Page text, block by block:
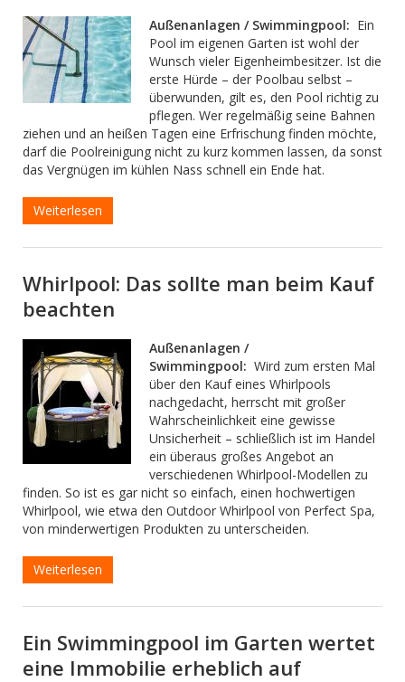
Außenanlagen / Swimmingpool: Ein
Pool im eigenen Garten ist wohl der
Wunsch vieler Eigenheimbesitzer. Ist die
erste Hürde – der Poolbau selbst –
überwunden, gilt es, den Pool richtig zu
pflegen. Wer regelmäßig seine Bahnen
ziehen und an heißen Tagen eine Erfrischung finden möchte,
darf die Poolreinigung nicht zu kurz kommen lassen, da sonst
das Vergnügen im kühlen Nass schnell ein Ende hat.
Weiterlesen
Whirlpool: Das sollte man beim Kauf
beachten
Außenanlagen /
Swimmingpool: Wird zum ersten Mal
über den Kauf eines Whirlpools
nachgedacht, herrscht mit großer
Wahrscheinlichkeit eine gewisse
Unsicherheit – schließlich ist im Handel
ein überaus großes Angebot an
verschiedenen Whirlpool-Modellen zu
finden. So ist es gar nicht so einfach, einen hochwertigen
Whirlpool, wie etwa den Outdoor Whirlpool von Perfect Spa,
von minderwertigen Produkten zu unterscheiden.
Weiterlesen
Ein Swimmingpool im Garten wertet
eine Immobilie erheblich auf